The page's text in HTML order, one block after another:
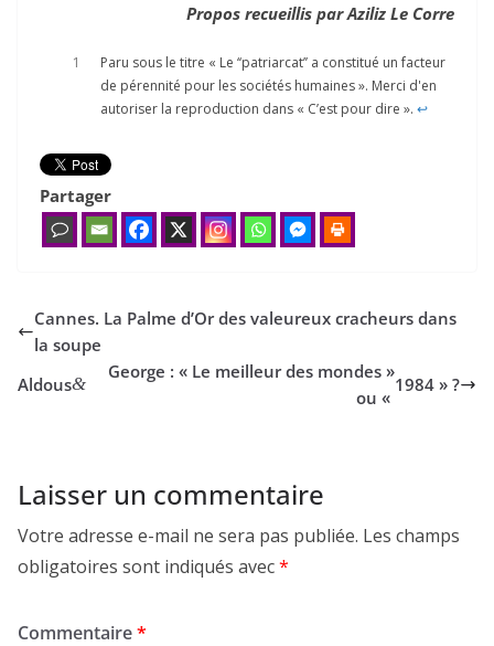
Propos recueillis par Aziliz Le Corre
1
Paru sous le titre « Le ‘‘patriarcat’’ a constitué un facteur
de pérennité pour les sociétés humaines ». Merci d'en
autoriser la reproduction dans « C’est pour dire ». ↩︎
Partager
Cannes. La Palme d’Or des valeureux cracheurs dans
la soupe
Aldous&
George : « Le meilleur des mondes »
ou «
1984 » ?
Laisser un commentaire
Votre adresse e-mail ne sera pas publiée. Les champs
obligatoires sont indiqués avec*
Commentaire*